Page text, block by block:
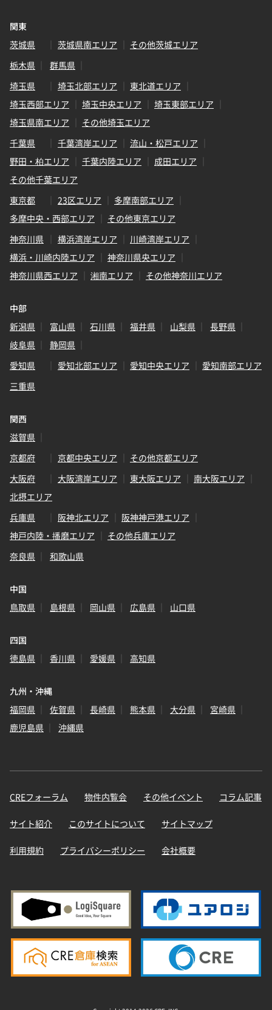
関東
茨城県
茨城県南エリア
その他茨城エリア
栃木県
群馬県
埼玉県
埼玉北部エリア
東北道エリア
埼玉西部エリア
埼玉中央エリア
埼玉東部エリア
埼玉県南エリア
その他埼玉エリア
千葉県
千葉湾岸エリア
流山・松戸エリア
野田・柏エリア
千葉内陸エリア
成田エリア
その他千葉エリア
東京都
23区エリア
多摩南部エリア
多摩中央・西部エリア
その他東京エリア
神奈川県
横浜湾岸エリア
川崎湾岸エリア
横浜・川崎内陸エリア
神奈川県央エリア
神奈川県西エリア
湘南エリア その他神奈川エリア
中部
新潟県
富山県 石川県 福井県 山梨県
長野県
岐阜県
静岡県
愛知県
愛知北部エリア 愛知中央エリア
愛知南部エリア
三重県
関西
滋賀県
京都府
京都中央エリア
その他京都エリア
大阪府
大阪湾岸エリア 東大阪エリア
南大阪エリア
北摂エリア
兵庫県
阪神北エリア
阪神神戸港エリア
神戸内陸・播磨エリア
その他兵庫エリア
奈良県
和歌山県
中国
鳥取県
島根県 岡山県 広島県 山口県
四国
徳島県
香川県 愛媛県 高知県
九州・沖縄
福岡県
佐賀県 長崎県 熊本県 大分県
宮崎県
鹿児島県
沖縄県
CREフォーラム 物件内覧会 その他イベント コラム記事
サイト紹介 このサイトについて サイトマップ
利用規約 プライバシーポリシー 会社概要